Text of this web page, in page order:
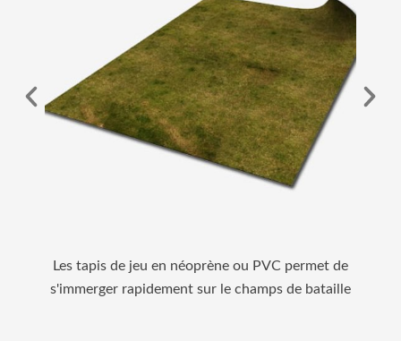
Les tapis de jeu en néoprène ou PVC permet de
s'immerger rapidement sur le champs de bataille